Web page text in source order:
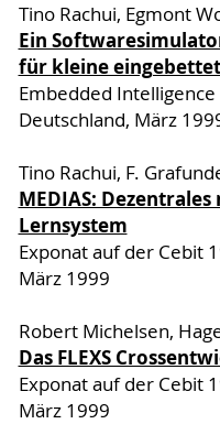
Tino Rachui, Egmont
Ein
für kleine
Embedded
Deutschland, März
Tino Rachui, F.
MEDIAS:
Lernsystem
Exponat auf der Cebit
März 1999
Robert Michelsen,
Das FLEXS
Exponat auf der Cebit
März 1999